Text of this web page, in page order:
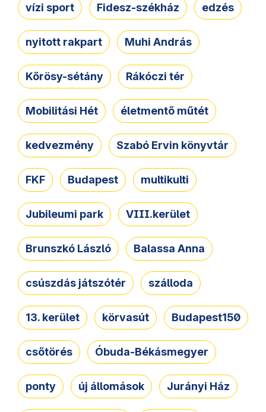
vízi sport Fidesz-székház edzés
nyitott rakpart Muhi András
Kőrösy-sétány Rákóczi tér
Mobilitási Hét életmentő műtét
kedvezmény Szabó Ervin könyvtár
FKF Budapest multikulti
Jubileumi park VIII.kerület
Brunszkó László Balassa Anna
csúszdás játszótér szálloda
13. kerület körvasút Budapest150
csőtörés Óbuda-Békásmegyer
ponty új állomások Jurányi Ház